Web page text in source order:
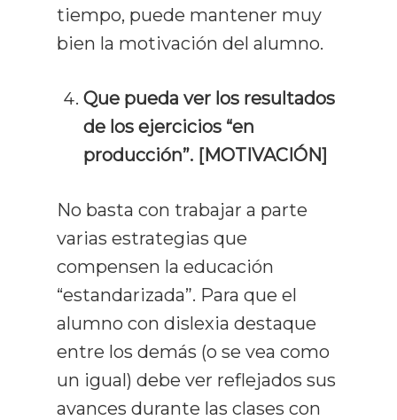
tiempo, puede mantener muy
bien la motivación del alumno.
Que pueda ver los resultados
de los ejercicios “en
producción”. [MOTIVACIÓN]
No basta con trabajar a parte
varias estrategias que
compensen la educación
“estandarizada”. Para que el
alumno con dislexia destaque
entre los demás (o se vea como
un igual) debe ver reflejados sus
avances durante las clases con